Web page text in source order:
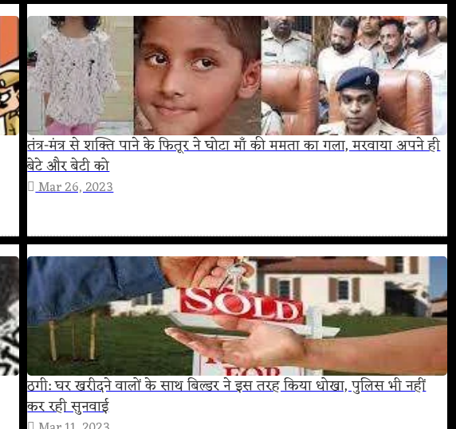
तंत्र-मंत्र से शक्ति पाने के फितूर ने घोटा माँ की ममता का गला, मरवाया अपने ही
बेटे और बेटी को
Mar 26, 2023
ठगी: घर खरीदने वालों के साथ बिल्डर ने इस तरह किया धोखा, पुलिस भी नहीं
कर रही सुनवाई